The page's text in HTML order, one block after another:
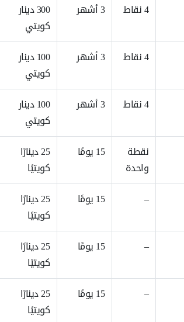
4 نقاط 3 أشهر
300 دينار
كويتي
4 نقاط 3 أشهر
100 دينار
كويتي
4 نقاط 3 أشهر
100 دينار
كويتي
نقطة
واحدة
15 يومًا
25 دينارًا
كويتيًا
– 15 يومًا
25 دينارًا
كويتيًا
– 15 يومًا
25 دينارًا
كويتيًا
– 15 يومًا
25 دينارًا
كويتيًا